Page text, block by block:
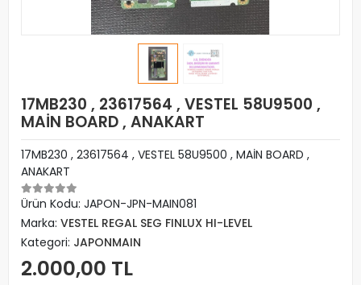
17MB230 , 23617564 , VESTEL 58U9500 ,
MAİN BOARD , ANAKART
17MB230 , 23617564 , VESTEL 58U9500 , MAİN BOARD ,
ANAKART
Ürün Kodu: JAPON-JPN-MAIN081
Marka: VESTEL REGAL SEG FINLUX HI-LEVEL
Kategori: JAPONMAIN
2.000,00 TL